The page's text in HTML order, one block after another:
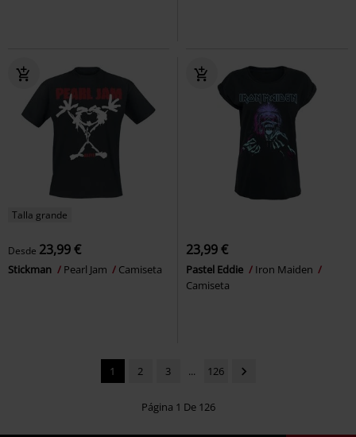
Talla grande
Desde 23,99 €
Stickman Pearl Jam Camiseta
23,99 €
Pastel Eddie
Iron Maiden
Camiseta
1 2 3 ... 126
Página 1 De 126